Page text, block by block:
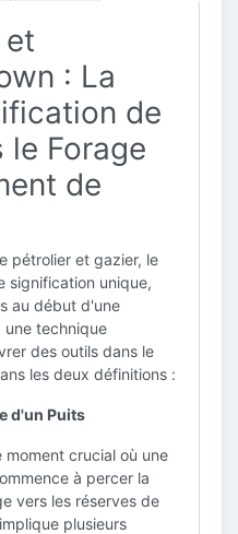
et
: La
de
le Forage
de
pétrolier et gazier, le
signification unique,
au début d'une
technique
des outils dans le
les deux définitions :
d'un Puits
crucial où une
à percer la
vers les réserves de
plusieurs